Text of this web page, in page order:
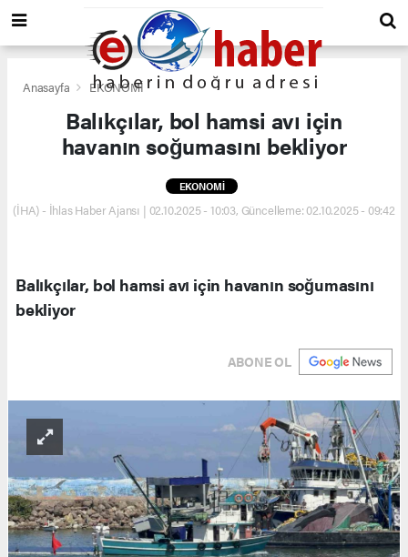
Anasayfa EKONOMİ
Balıkçılar, bol hamsi avı için
havanın soğumasını bekliyor
EKONOMİ
(İHA) - İhlas Haber Ajansı | 02.10.2025 - 10:03, Güncelleme: 02.10.2025 - 09:42
Balıkçılar, bol hamsi avı için havanın soğumasını
bekliyor
ABONE OL